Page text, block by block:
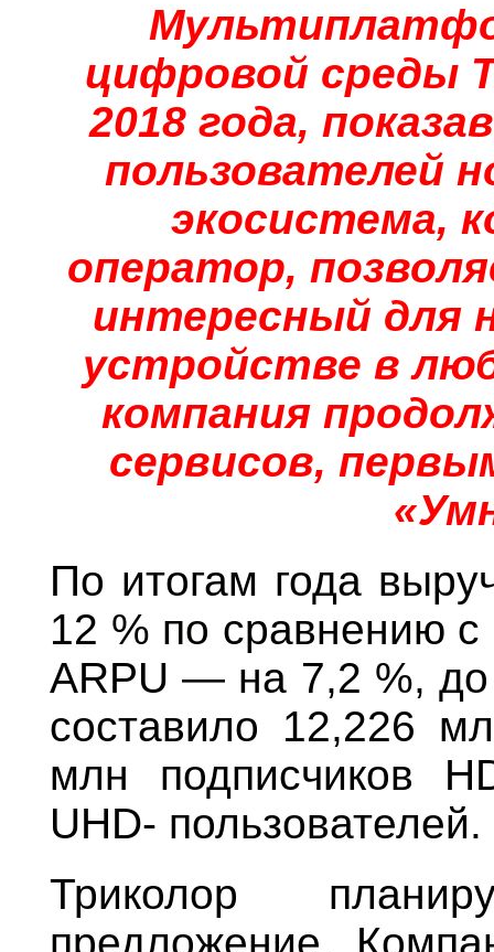
цифровой среды
2018 года,
пользователей
экосистема,
оператор,
интересный для
устройстве в
компания
сервисов,
По итогам года
12 % по сравнению с
АRPU — на 7,2 %, до
составило 12,226
млн подписчиков
UHD- пользователей.
Триколор